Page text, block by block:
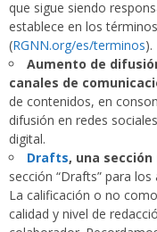
que sigue siendo
establece en los
(RGNN.org/es/terminos).
Aumento de
canales de
de contenidos, en
difusión en redes
digital.
Drafts, una
sección “Drafts” para
La calificación o no
calidad y nivel de